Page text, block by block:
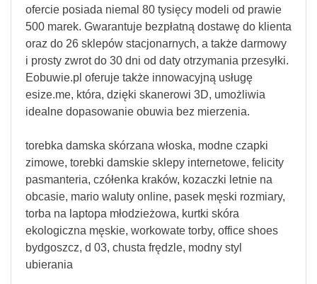
ofercie posiada niemal 80 tysięcy modeli od prawie
500 marek. Gwarantuje bezpłatną dostawę do klienta
oraz do 26 sklepów stacjonarnych, a także darmowy
i prosty zwrot do 30 dni od daty otrzymania przesyłki.
Eobuwie.pl oferuje także innowacyjną usługę
esize.me, która, dzięki skanerowi 3D, umożliwia
idealne dopasowanie obuwia bez mierzenia.
torebka damska skórzana włoska, modne czapki
zimowe, torebki damskie sklepy internetowe, felicity
pasmanteria, czółenka kraków, kozaczki letnie na
obcasie, mario waluty online, pasek męski rozmiary,
torba na laptopa młodzieżowa, kurtki skóra
ekologiczna męskie, workowate torby, office shoes
bydgoszcz, d 03, chusta frędzle, modny styl
ubierania